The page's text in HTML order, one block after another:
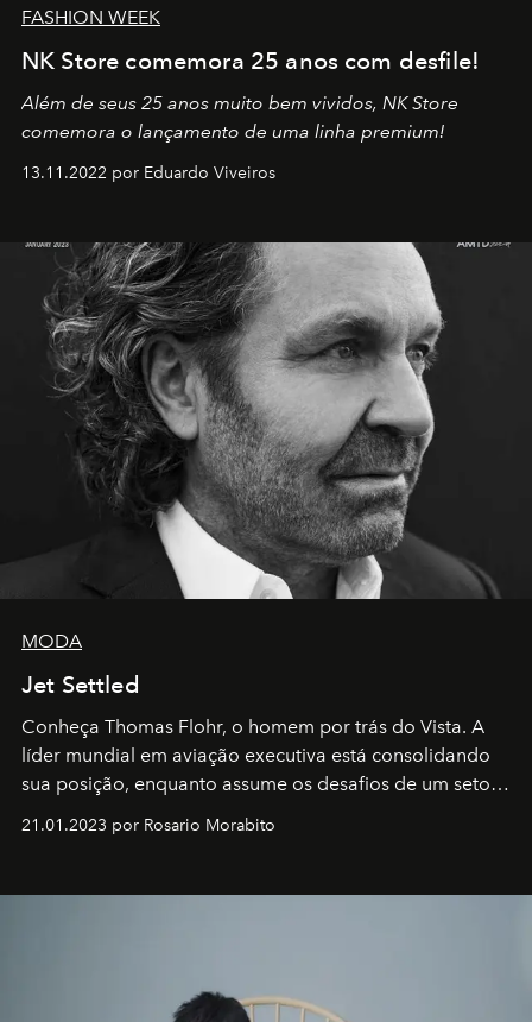
FASHION WEEK
NK Store comemora 25 anos com desfile!
Além de seus 25 anos muito bem vividos, NK Store
comemora o lançamento de uma linha premium!
13.11.2022 por Eduardo Viveiros
MODA
Jet Settled
Conheça Thomas Flohr, o homem por trás do Vista. A
líder mundial em aviação executiva está consolidando
sua posição, enquanto assume os desafios de um setor
em rápida evolução e redefinindo o conceito de luxo
21.01.2023 por Rosario Morabito